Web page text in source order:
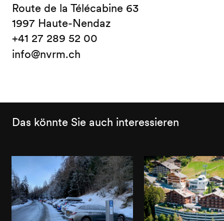
Route de la Télécabine 63
1997 Haute-Nendaz
+41 27 289 52 00
info@nvrm.ch
Das könnte Sie auch interessieren